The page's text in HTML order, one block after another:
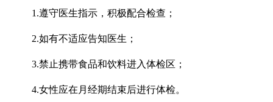
1.遵守医生指示，积极配合检查；
2.如有不适应告知医生；
3.禁止携带食品和饮料进入体检区；
4.女性应在月经期结束后进行体检。